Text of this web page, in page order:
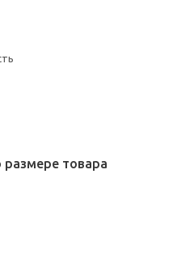
товара